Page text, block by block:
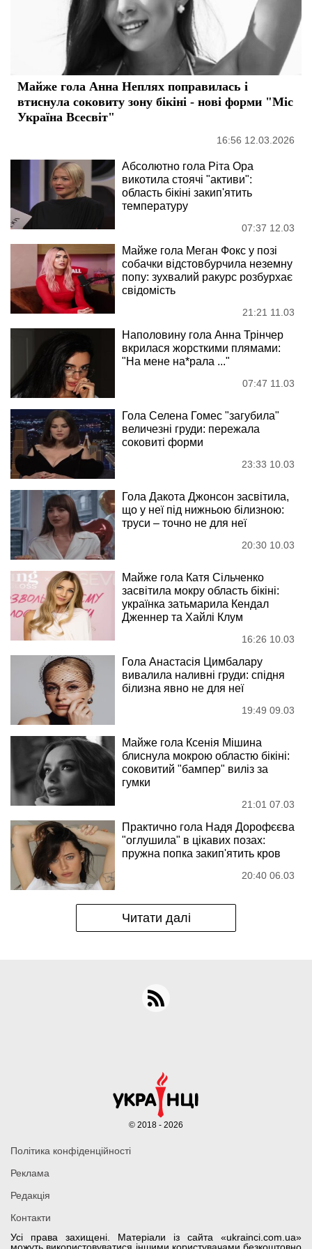
Майже гола Анна Неплях поправилась і
втиснула соковиту зону бікіні - нові форми "Міс
Україна Всесвіт"
16:56 12.03.2026
Абсолютно гола Ріта Ора
викотила стоячі "активи":
область бікіні закип'ятить
температуру
07:37 12.03
Майже гола Меган Фокс у позі
собачки відстовбурчила неземну
попу: зухвалий ракурс розбурхає
свідомість
21:21 11.03
Наполовину гола Анна Трінчер
вкрилася жорсткими плямами:
"На мене на*рала ..."
07:47 11.03
Гола Селена Гомес "загубила"
величезні груди: пережала
соковиті форми
23:33 10.03
Гола Дакота Джонсон засвітила,
що у неї під нижньою білизною:
труси – точно не для неї
20:30 10.03
Майже гола Катя Сільченко
засвітила мокру область бікіні:
українка затьмарила Кендал
Дженнер та Хайлі Клум
16:26 10.03
Гола Анастасія Цимбалару
вивалила наливні груди: спідня
білизна явно не для неї
19:49 09.03
Майже гола Ксенія Мішина
блиснула мокрою областю бікіні:
соковитий "бампер" виліз за
гумки
21:01 07.03
Практично гола Надя Дорофєєва
"оглушила" в цікавих позах:
пружна попка закип'ятить кров
20:40 06.03
Читати далі
Усі права захищені. Матеріали із сайта «ukrainci.com.ua»
можуть використовуватися іншими користувачами безкоштовно
Політика конфіденційності
Реклама
Редакція
Контакти
© 2018 - 2026